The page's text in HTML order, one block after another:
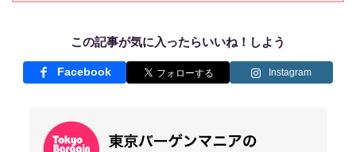
この記事が気に入ったらいいね！しよう
Facebook Instagram